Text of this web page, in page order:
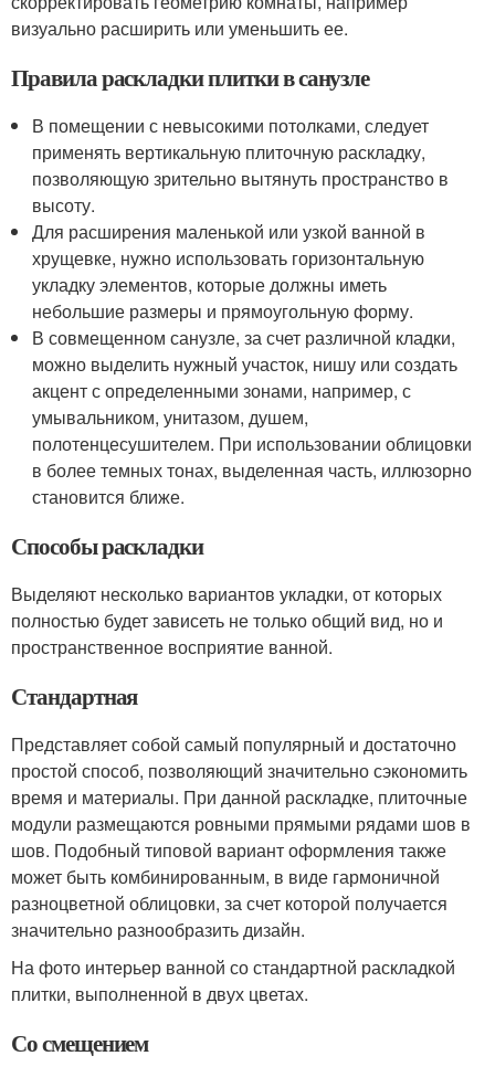
визуально расширить или уменьшить ее.
Правила раскладки плитки в санузле
В помещении с невысокими потолками, следует
применять вертикальную плиточную раскладку,
позволяющую зрительно вытянуть пространство в
высоту.
Для расширения маленькой или узкой ванной в
хрущевке, нужно использовать горизонтальную
укладку элементов, которые должны иметь
небольшие размеры и прямоугольную форму.
В совмещенном санузле, за счет различной кладки,
можно выделить нужный участок, нишу или создать
акцент с определенными зонами, например, с
умывальником, унитазом, душем,
полотенцесушителем. При использовании облицовки
в более темных тонах, выделенная часть, иллюзорно
становится ближе.
Способы раскладки
Выделяют несколько вариантов укладки, от которых
полностью будет зависеть не только общий вид, но и
пространственное восприятие ванной.
Стандартная
Представляет собой самый популярный и достаточно
простой способ, позволяющий значительно сэкономить
время и материалы. При данной раскладке, плиточные
модули размещаются ровными прямыми рядами шов в
шов. Подобный типовой вариант оформления также
может быть комбинированным, в виде гармоничной
разноцветной облицовки, за счет которой получается
значительно разнообразить дизайн.
На фото интерьер ванной со стандартной раскладкой
плитки, выполненной в двух цветах.
Со смещением